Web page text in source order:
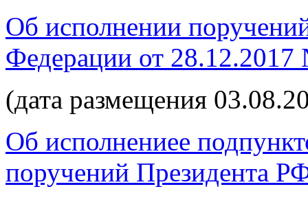
Об исполнении
Федерации от
(дата размещения
Об исполнениее
поручений Президента